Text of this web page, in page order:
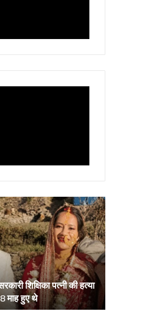
शिक्षिका पत्नी की हत्या
माह हुए थे
उत्तराखंड
के
दो
आईपीएस
पहुंचे
हाईकोर्ट,
आईजी
भेजे